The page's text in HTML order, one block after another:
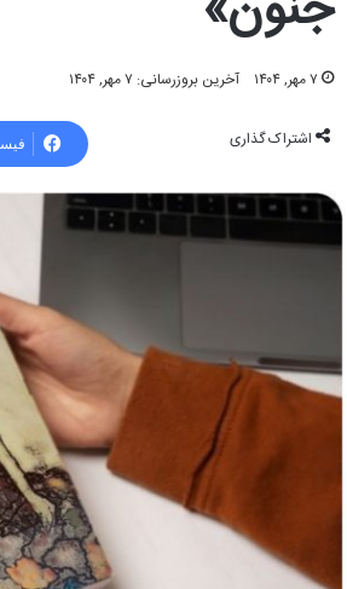
۷ مهر, ۱۴۰۴ آخرین بروزرسانی: ۷ مهر, ۱۴۰۴
اشتراک گذاری